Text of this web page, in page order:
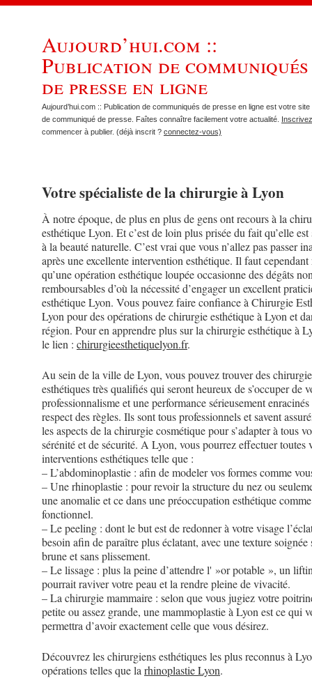
Aujourd’hui.com ::
Publication de communiqués
de presse en ligne
Aujourd’hui.com :: Publication de communiqués de presse en ligne est votre site
de communiqué de presse. Faîtes connaître facilement votre actualité.
commencer à publier. (déjà inscrit ? connectez-vous)
Votre spécialiste de la chirurgie à Lyon
À notre époque, de plus en plus de gens ont recours à la
esthétique Lyon. Et c’est de loin plus prisée du fait qu’elle
à la beauté naturelle. C’est vrai que vous n’allez pas passer
après une excellente intervention esthétique. Il faut
qu’une opération esthétique loupée occasionne des dégâts
remboursables d’où la nécessité d’engager un excellent
esthétique Lyon. Vous pouvez faire confiance à Chirurgie
Lyon pour des opérations de chirurgie esthétique à Lyon et
région. Pour en apprendre plus sur la chirurgie esthétique à
le lien : chirurgieesthetiquelyon.fr.
Au sein de la ville de Lyon, vous pouvez trouver des
esthétiques très qualifiés qui seront heureux de s’occuper de
professionnalisme et une performance sérieusement
respect des règles. Ils sont tous professionnels et savent
les aspects de la chirurgie cosmétique pour s’adapter à tous
sérénité et de sécurité. A Lyon, vous pourrez effectuer toutes
interventions esthétiques telle que :
– L’abdominoplastie : afin de modeler vos formes comme
– Une rhinoplastie : pour revoir la structure du nez ou
une anomalie et ce dans une préoccupation esthétique comme
fonctionnel.
– Le peeling : dont le but est de redonner à votre visage
besoin afin de paraître plus éclatant, avec une texture soignée
brune et sans plissement.
– Le lissage : plus la peine d’attendre l' »or potable », un
pourrait raviver votre peau et la rendre pleine de vivacité.
– La chirurgie mammaire : selon que vous jugiez votre
petite ou assez grande, une mammoplastie à Lyon est ce qui
permettra d’avoir exactement celle que vous désirez.
Découvrez les chirurgiens esthétiques les plus reconnus à
opérations telles que larhinoplastie Lyon.